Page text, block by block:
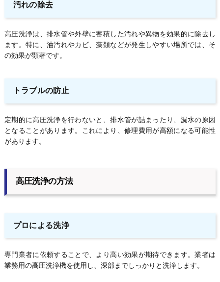
汚れの除去
高圧洗浄は、排水管や外壁に蓄積した汚れや異物を効果的に除去し
ます。特に、油汚れやカビ、藻類などが発生しやすい場所では、そ
の効果が顕著です。
トラブルの防止
定期的に高圧洗浄を行わないと、排水管が詰まったり、漏水の原因
となることがあります。これにより、修理費用が高額になる可能性
があります。
高圧洗浄の方法
プロによる洗浄
専門業者に依頼することで、より高い効果が期待できます。業者は
業務用の高圧洗浄機を使用し、深部までしっかりと洗浄します。